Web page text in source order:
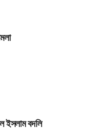
ইসলাম বদলি